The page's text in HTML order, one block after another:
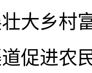
大乡村
促进农